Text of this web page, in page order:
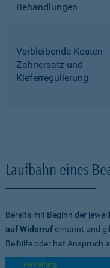
Behandlungen
Verbleibende Kosten
Zahnersatz und
Kieferregulierung
Laufbahn eines
Bereits mit Beginn der
auf Widerrufernannt und
Beihilfe oder hat Anspruch